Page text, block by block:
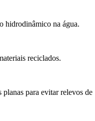
hidrodinâmico na água.
reciclados.
para evitar relevos de